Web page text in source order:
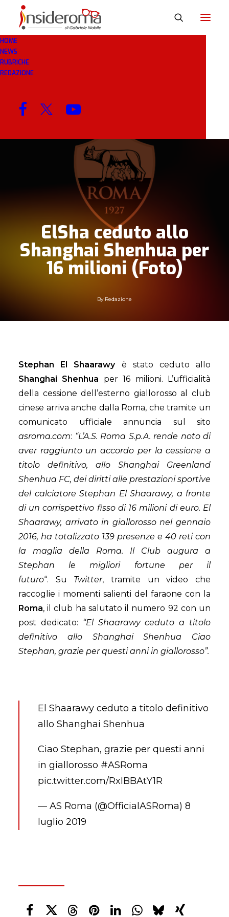
HOME
NEWS
RUBRICHE
REDAZIONE
ElSha ceduto allo
Shanghai Shenhua per
16 milioni (Foto)
By Redazione
Stephan El Shaarawyè stato ceduto allo
Shanghai Shenhua per 16 milioni. L’ufficialità
della cessione dell’esterno giallorosso al club
cinese arriva anche dalla Roma, che tramite un
comunicato ufficiale annuncia sul sito
asroma.com: “L’A.S. Roma S.p.A. rende noto di
aver raggiunto un accordo per la cessione a
titolo definitivo, allo Shanghai Greenland
Shenhua FC, dei diritti alle prestazioni sportive
del calciatore Stephan El Shaarawy, a fronte
di un corrispettivo fisso di 16 milioni di euro. El
Shaarawy, arrivato in giallorosso nel gennaio
2016, ha totalizzato 139 presenze e 40 reti con
la maglia della Roma. Il Club augura a
Stephan le migliori fortune per il
futuro“. Su Twitter, tramite un video che
raccoglie i momenti salienti del faraone con la
Roma, il club ha salutato il numero 92 con un
post dedicato: “El Shaarawy ceduto a titolo
definitivo allo Shanghai Shenhua Ciao
Stephan, grazie per questi anni in giallorosso”.
El Shaarawy ceduto a titolo definitivo
allo Shanghai Shenhua
Ciao Stephan, grazie per questi anni
in giallorosso #ASRoma
pic.twitter.com/RxIBBAtY1R
— AS Roma (@OfficialASRoma) 8
luglio 2019